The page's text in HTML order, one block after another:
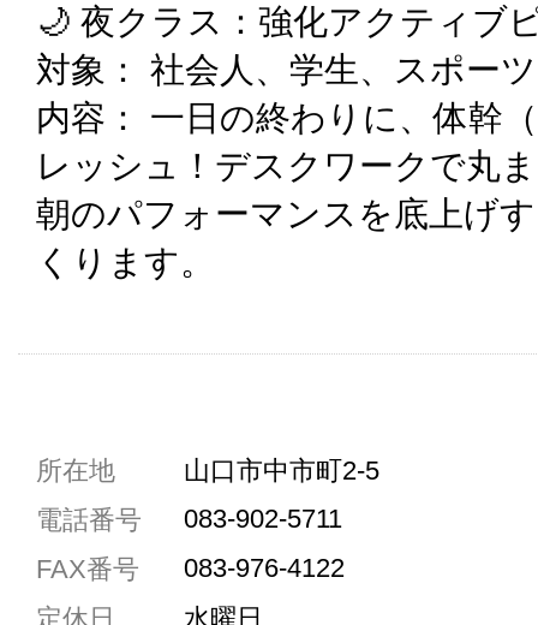
🌙 夜クラス：強化アクティブ
対象： 社会人、学生、スポー
内容： 一日の終わりに、体幹
レッシュ！デスクワークで丸
朝のパフォーマンスを底上げ
くります。
共通駐車券加盟店
所在地
山口市中市町2-5
電話番号
083-902-5711
FAX番号
083-976-4122
定休日
水曜日